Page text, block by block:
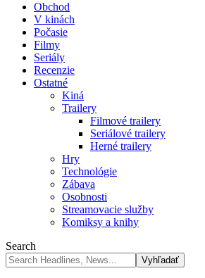
Obchod
V kinách
Počasie
Filmy
Seriály
Recenzie
Ostatné
Kiná
Trailery
Filmové trailery
Seriálové trailery
Herné trailery
Hry
Technológie
Zábava
Osobnosti
Streamovacie služby
Komiksy a knihy
Search